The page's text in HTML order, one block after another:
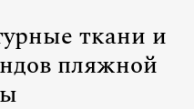
ткани и
пляжной